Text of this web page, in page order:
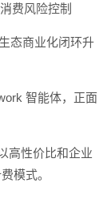
费风险控制
态商业化闭环升
智能体，正面
高性价比和企业
模式。